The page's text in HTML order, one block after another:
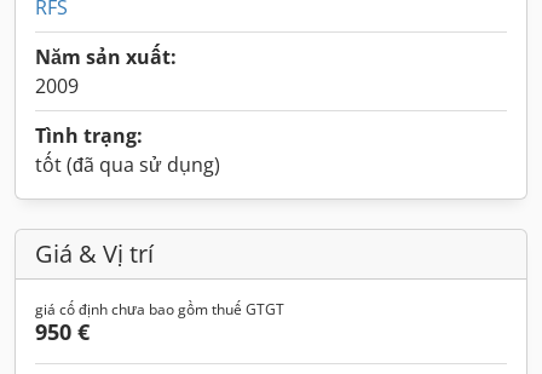
RFS
Năm sản xuất:
2009
Tình trạng:
tốt (đã qua sử dụng)
Giá & Vị trí
giá cố định chưa bao gồm thuế GTGT
950 €